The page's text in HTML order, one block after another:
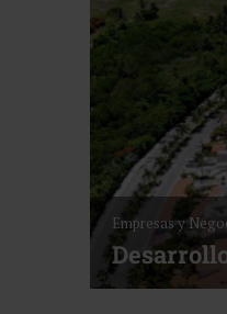
Noticias
Bottega,